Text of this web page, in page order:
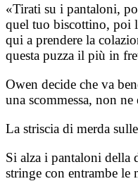
«Tirati su i pantaloni,
quel tuo biscottino, poi
qui a prendere la
questa puzza il più in
Owen decide che va
una scommessa, non
La striscia di merda
Si alza i pantaloni della
stringe con entrambe le